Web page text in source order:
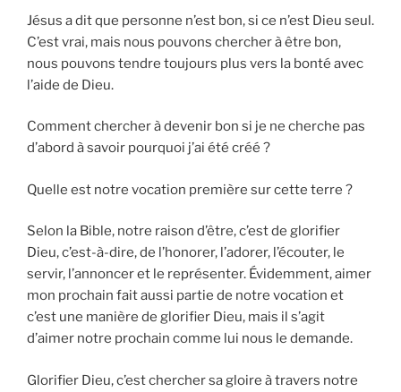
Jésus a dit que personne n’est bon, si ce n’est Dieu seul.
C’est vrai, mais nous pouvons chercher à être bon,
nous pouvons tendre toujours plus vers la bonté avec
l’aide de Dieu.
Comment chercher à devenir bon si je ne cherche pas
d’abord à savoir pourquoi j’ai été créé ?
Quelle est notre vocation première sur cette terre ?
Selon la Bible, notre raison d’être, c’est de glorifier
Dieu, c’est-à-dire, de l’honorer, l’adorer, l’écouter, le
servir, l’annoncer et le représenter. Évidemment, aimer
mon prochain fait aussi partie de notre vocation et
c’est une manière de glorifier Dieu, mais il s’agit
d’aimer notre prochain comme lui nous le demande.
Glorifier Dieu, c’est chercher sa gloire à travers notre